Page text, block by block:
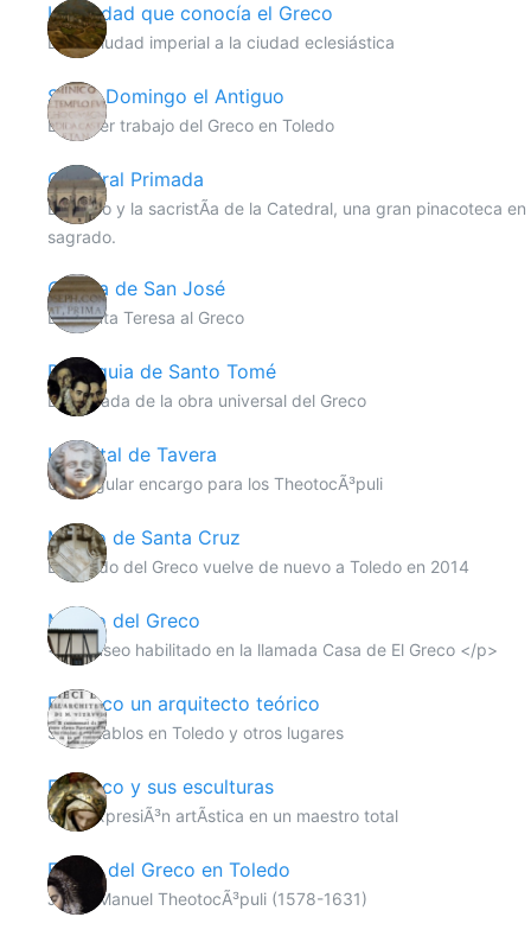
La ciudad que conocía el Greco
De la ciudad imperial a la ciudad eclesiástica
Santo Domingo el Antiguo
El primer trabajo del Greco en Toledo
Catedral Primada
El Greco y la sacristÃ­a de la Catedral, una gran pinacoteca en
sagrado.
Capilla de San José
De Santa Teresa al Greco
Parroquia de Santo Tomé
La morada de la obra universal del Greco
Hospital de Tavera
Un singular encargo para los TheotocÃ³puli
Museo de Santa Cruz
El legado del Greco vuelve de nuevo a Toledo en 2014
Museo del Greco
<p>Museo habilitado en la llamada Casa de El Greco </p>
El Greco un arquitecto teórico
Sus retablos en Toledo y otros lugares
El Greco y sus esculturas
Otra expresiÃ³n artÃ­stica en un maestro total
El hijo del Greco en Toledo
Jorge Manuel TheotocÃ³puli (1578-1631)